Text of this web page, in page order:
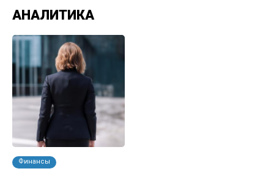
АНАЛИТИКА
Финансы